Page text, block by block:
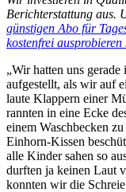
Berichterstattung aus.
günstigen Abo für
kostenfrei ausprobieren
„Wir hatten uns
aufgestellt, als wir auf
laute Klappern einer
rannten in eine Ecke
einem Waschbecken
Einhorn-Kissen
alle Kinder sahen so
durften ja keinen Laut
konnten wir die